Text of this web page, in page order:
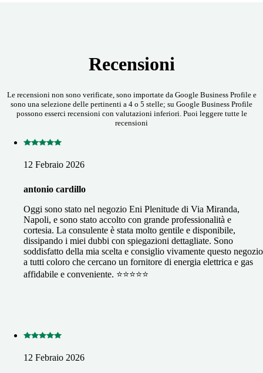
Recensioni
Le recensioni non sono verificate, sono importate da Google Business Profile e
sono una selezione delle pertinenti a 4 o 5 stelle; su Google Business Profile
possono esserci recensioni con valutazioni inferiori. Puoi leggere tutte le
recensioni
12 Febraio 2026
antonio cardillo
Oggi sono stato nel negozio Eni Plenitude di Via Miranda,
Napoli, e sono stato accolto con grande professionalità e
cortesia. La consulente è stata molto gentile e disponibile,
dissipando i miei dubbi con spiegazioni dettagliate. Sono
soddisfatto della mia scelta e consiglio vivamente questo negozio
a tutti coloro che cercano un fornitore di energia elettrica e gas
affidabile e conveniente. ⭐⭐⭐⭐⭐
12 Febraio 2026